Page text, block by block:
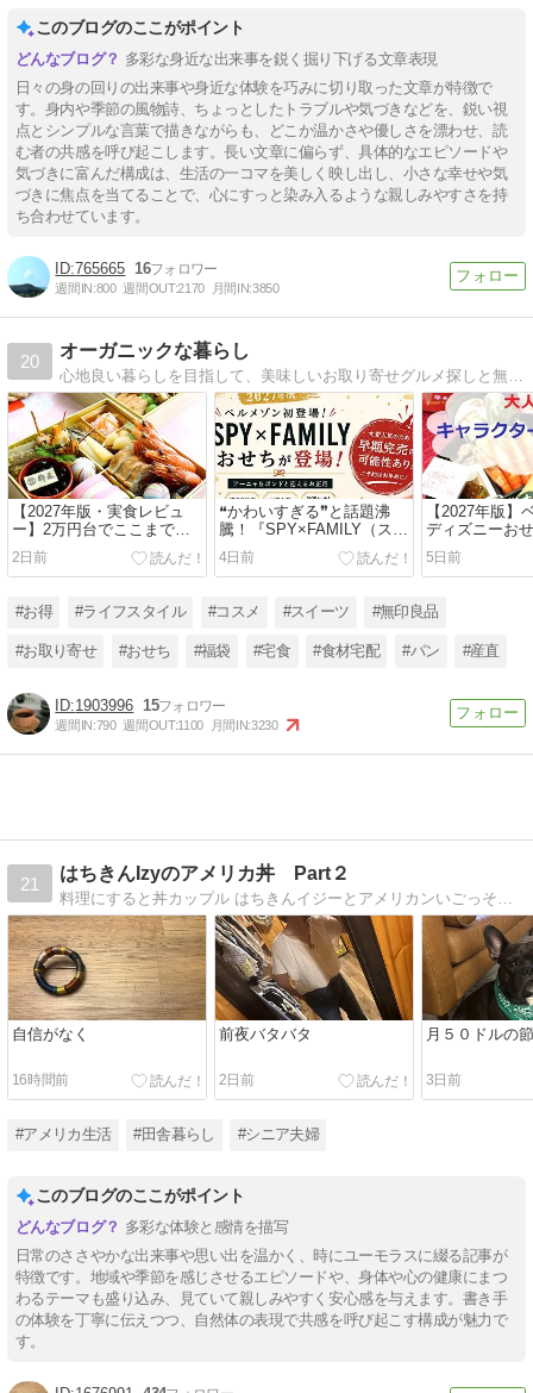
このブログのここがポイント
多彩な身近な出来事を鋭く掘り下げる文章表現
日々の身の回りの出来事や身近な体験を巧みに切り取った文章が特徴で
す。身内や季節の風物詩、ちょっとしたトラブルや気づきなどを、鋭い視
点とシンプルな言葉で描きながらも、どこか温かさや優しさを漂わせ、読
む者の共感を呼び起こします。長い文章に偏らず、具体的なエピソードや
気づきに富んだ構成は、生活の一コマを美しく映し出し、小さな幸せや気
づきに焦点を当てることで、心にすっと染み入るような親しみやすさを持
ち合わせています。
765665 16
週間IN:800 週間OUT:2170 月間IN:3850
20
オーガニックな暮らし
【2027年版・実食レビュ
ー】2万円台でここまで豪
華！グルメ杵屋「招福」
を“コスパNo.1おせち”に推
す理由
2日前
❝かわいすぎる❞と話題沸
騰！『SPY×FAMILY（スパ
イファミリー）』おせちが
初登場
4日前
【2027年版】
ディズニーお
始！ズートピ
プーさん100周
期完売に注意
5日前
#お得 #ライフスタイル #コスメ #スイーツ #無印良品
#お取り寄せ #おせち #福袋 #宅食 #食材宅配 #パン #産直
1903996 15
週間IN:790 週間OUT:1100 月間IN:3230
21
はちきんIzyのアメリカ丼 Part２
自信がなく
16時間前
前夜バタバタ
2日前
月５０ドルの
3日前
#アメリカ生活 #田舎暮らし #シニア夫婦
このブログのここがポイント
多彩な体験と感情を描写
日常のささやかな出来事や思い出を温かく、時にユーモラスに綴る記事が
特徴です。地域や季節を感じさせるエピソードや、身体や心の健康にまつ
わるテーマも盛り込み、見ていて親しみやすく安心感を与えます。書き手
の体験を丁寧に伝えつつ、自然体の表現で共感を呼び起こす構成が魅力で
す。